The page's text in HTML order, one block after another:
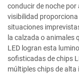
conducir de noche
visibilidad
situaciones
la calzada o animales
LED logran esta
sofisticadas de chips
múltiples chips de